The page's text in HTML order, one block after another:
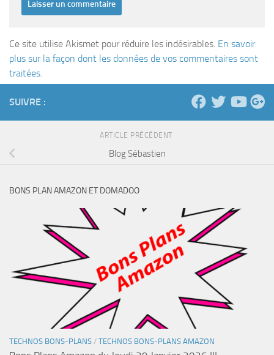
Ce site utilise Akismet pour réduire les indésirables. En savoir
plus sur la façon dont les données de vos commentaires sont
traitées.
SUIVRE :
ARTICLE PRÉCÉDENT
Blog Sébastien
BONS PLAN AMAZON ET DOMADOO
TECHNOS BONS-PLANS / TECHNOS BONS-PLANS AMAZON